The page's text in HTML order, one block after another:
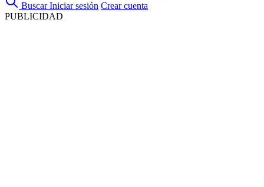
Buscar Iniciar sesión Crear cuenta
PUBLICIDAD